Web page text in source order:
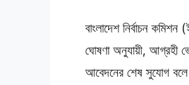
বাংলাদেশ নির্বাচন
ঘোষণা অনুযায়ী, আগ্রহী
আবেদনের শেষ সুযোগ বলে